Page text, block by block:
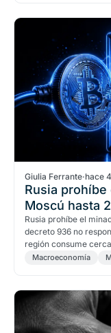
Giulia Ferrante·hace
Rusia
Moscú hasta
Rusia prohíbe el
decreto 936 no
región consume
Macroeconomía